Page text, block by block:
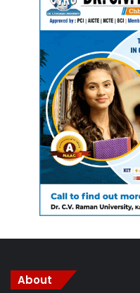
ऑफ कॉमर्स से मांगा गया, लेकिन
चैंबर ऑफ कॉमर्स के प्रावधान के
घंटे के अंतर्गत पूर्व सूचना पर
विशेष बैठक बुलाई जाती है, जिसके
परिषद ने 24 घंटे से भी कम समय
ऑफ कॉमर्स एंड इंडस्ट्रीज अभी
है कि ऐसे घटना की पुनरावृत्ति न
About